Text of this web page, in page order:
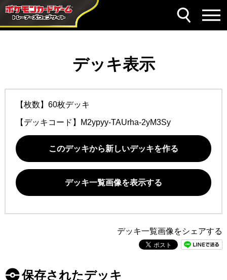
デッキ表示
【枚数】60枚デッキ
【デッキコード】 M2ypyy-TAUrha-2yM3Sy
このデッキから新しいデッキを作る
デッキ一覧画像を表示する
デッキ一覧画像をシェアする
保存されたデッキ